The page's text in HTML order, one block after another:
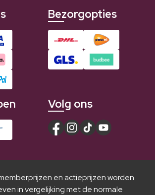
Bezorgopties
Volg ons
en actieprijzen worden
in vergelijking met de normale